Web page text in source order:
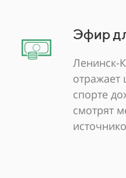
Эфир
Ленинск-
отражает
спорте
смотрят